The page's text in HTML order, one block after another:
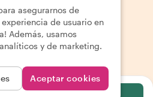
asegurarnos de
de usuario en
Además, usamos
y de marketing.
Aceptar cookies